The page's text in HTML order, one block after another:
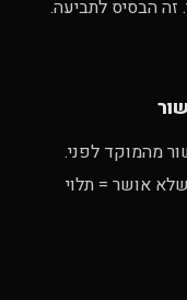
- דרשו אישור מהמוקד לפני.
אושר = תלוי